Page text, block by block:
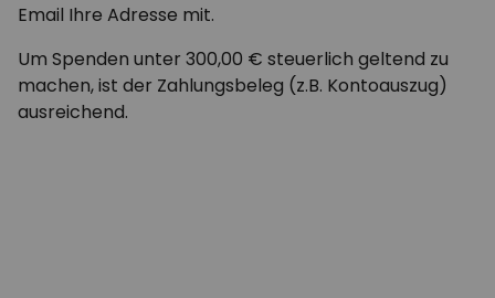
Email Ihre Adresse mit.
Um Spenden unter 300,00 € steuerlich geltend zu
machen, ist der Zahlungsbeleg (z.B. Kontoauszug)
ausreichend.